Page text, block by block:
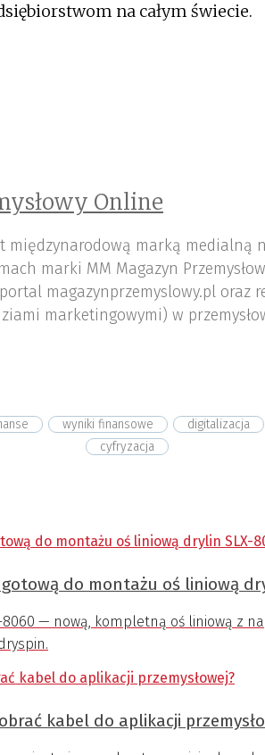
na całym świecie.
Online
międzynarodową marką medialną
marki MM Magazyn
magazynprzemyslowy.pl oraz
marketingowymi) w
wyniki finansowe digitalizacja
cyfryzacja
do montażu oś liniową
8060 — nową, kompletną oś liniową z
kabel do aplikacji